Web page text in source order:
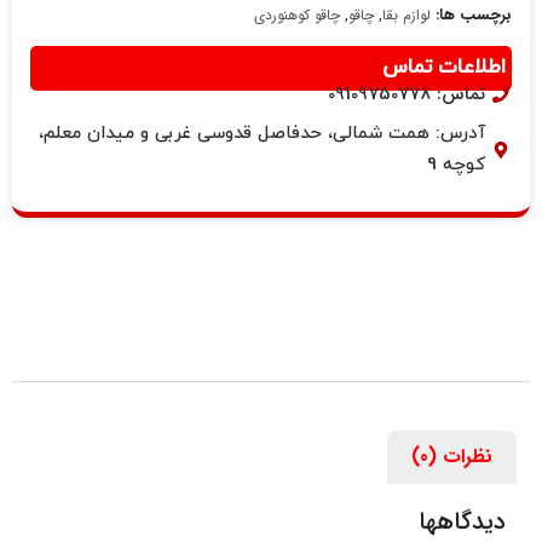
برچسب ها: لوازم بقا, چاقو, چاقو کوهنوردی
اطلاعات تماس
تماس: 09109750778
آدرس: همت شمالی، حدفاصل قدوسی غربی و میدان معلم،
کوچه 9
نظرات (0)
دیدگاهها